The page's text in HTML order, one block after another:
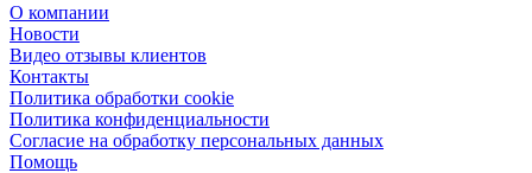
О компании
Новости
Видео отзывы клиентов
Контакты
Политика обработки cookie
Политика конфиденциальности
Согласие на обработку персональных данных
Помощь